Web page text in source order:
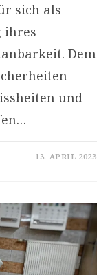
sich als
ihres
Dem
und
13. APRIL 2023